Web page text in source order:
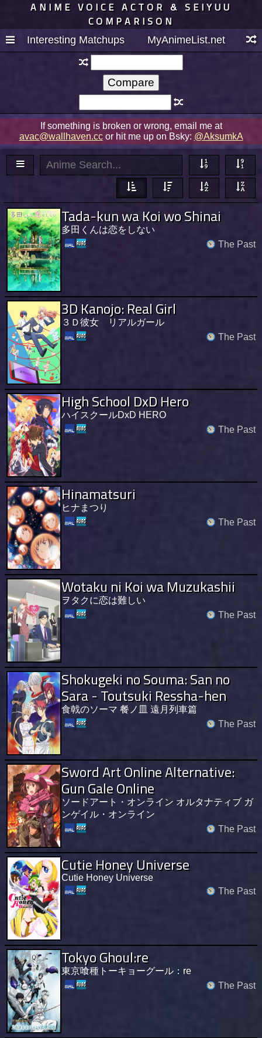
ANIME VOICE ACTOR & SEIYUU
COMPARISON
Interesting Matchups MyAnimeList.net
If something is broken or wrong, email me at
avac@wallhaven.ccor hit me up on Bsky: @AksumkA
Tada-kun wa Koi wo Shinai
多田くんは恋をしない
The Past
3D Kanojo: Real Girl
３Ｄ彼女 リアルガール
The Past
High School DxD Hero
ハイスクールDxD HERO
The Past
Hinamatsuri
ヒナまつり
The Past
Wotaku ni Koi wa Muzukashii
ヲタクに恋は難しい
The Past
Shokugeki no Souma: San no
Sara - Toutsuki Ressha-hen
食戟のソーマ 餐ノ皿 遠月列車篇
The Past
Sword Art Online Alternative:
Gun Gale Online
ソードアート・オンライン オルタナティブ ガ
ンゲイル・オンライン
The Past
Cutie Honey Universe
Cutie Honey Universe
The Past
Tokyo Ghoul:re
東京喰種トーキョーグール：re
The Past